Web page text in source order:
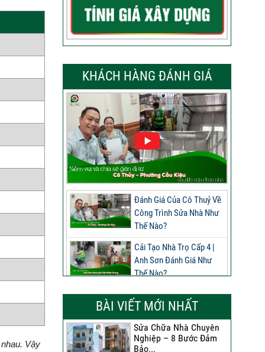
Vậy
KHÁCH HÀNG ĐÁNH GIÁ
Đánh Giá Của Cô Thuỷ Về
Công Trình Sửa Nhà Như
Thế Nào?
Cải Tạo Nhà Trọ Cấp 4 |
Anh Sơn Đánh Giá Như
Thế Nào?
Đánh Giá Của Anh Nghĩa
Về Công Trình Sửa Nhà
Phường Phú Thọ
Đánh Giá Của Anh Long
BÀI VIẾT MỚI NHẤT
Sửa Chữa Nhà Chuyên
Nghiệp – 8 Bước Đảm
Bảo...